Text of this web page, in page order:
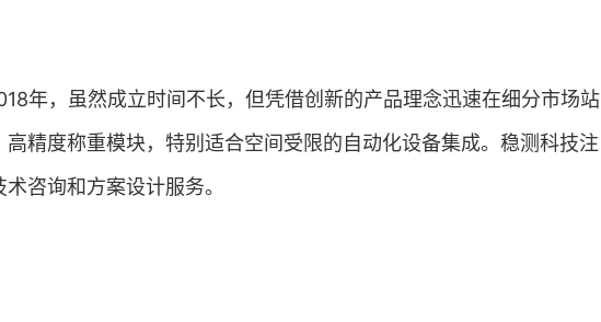
年，虽然成立时间不长，但凭借创新的产品理念迅速在细分市场站
精度称重模块，特别适合空间受限的自动化设备集成。稳测科技注
咨询和方案设计服务。